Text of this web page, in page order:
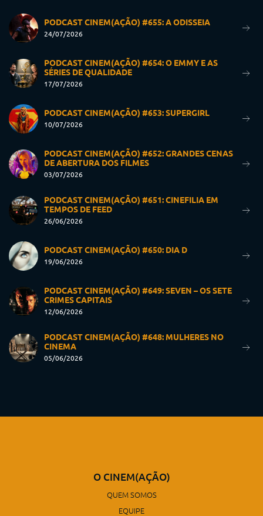
PODCAST CINEM(AÇÃO) #655: A ODISSEIA
24/07/2026
PODCAST CINEM(AÇÃO) #654: O EMMY E AS
SÉRIES DE QUALIDADE
17/07/2026
PODCAST CINEM(AÇÃO) #653: SUPERGIRL
10/07/2026
PODCAST CINEM(AÇÃO) #652: GRANDES CENAS
DE ABERTURA DOS FILMES
03/07/2026
PODCAST CINEM(AÇÃO) #651: CINEFILIA EM
TEMPOS DE FEED
26/06/2026
PODCAST CINEM(AÇÃO) #650: DIA D
19/06/2026
PODCAST CINEM(AÇÃO) #649: SEVEN – OS SETE
CRIMES CAPITAIS
12/06/2026
PODCAST CINEM(AÇÃO) #648: MULHERES NO
CINEMA
05/06/2026
O CINEM(AÇÃO)
QUEM SOMOS
EQUIPE